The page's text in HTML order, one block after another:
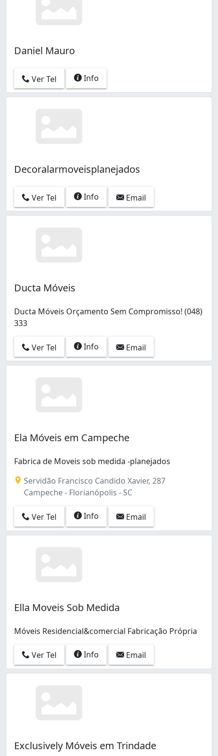
Daniel Mauro
Ver Tel Info
Decoralarmoveisplanejados
Ver Tel Info Email
Ducta Móveis
Ducta Móveis Orçamento Sem Compromisso! (048)
333
Ver Tel Info Email
Ela Móveis em Campeche
Fabrica de Moveis sob medida -planejados
Servidão Francisco Candido Xavier, 287
Campeche - Florianópolis - SC
Ver Tel Info Email
Ella Moveis Sob Medida
Móveis Residencial&comercial Fabricação Própria
Ver Tel Info Email
Exclusively Móveis em Trindade